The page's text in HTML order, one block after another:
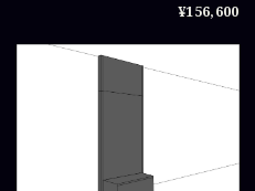
¥156,600